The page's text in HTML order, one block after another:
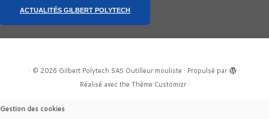
ACTUALITÉS GILBERT POLYTECH
· © 2026 Gilbert Polytech SAS Outilleur mouliste · Propulsé par
·
Réalisé avec the Thème Customizr·
Gestion des cookies